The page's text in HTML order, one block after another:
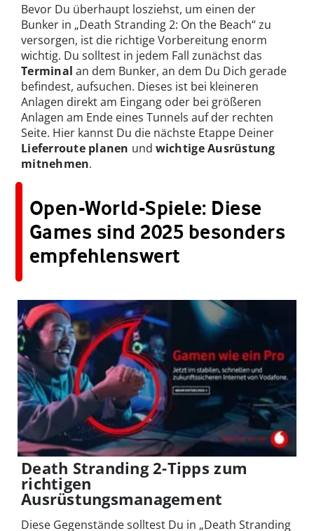
Bevor Du überhaupt losziehst, um einen der
Bunker in „Death Stranding 2: On the Beach“ zu
versorgen, ist die richtige Vorbereitung enorm
wichtig. Du solltest in jedem Fall zunächst das
Terminal an dem Bunker, an dem Du Dich gerade
befindest, aufsuchen. Dieses ist bei kleineren
Anlagen direkt am Eingang oder bei größeren
Anlagen am Ende eines Tunnels auf der rechten
Seite. Hier kannst Du die nächste Etappe Deiner
Lieferroute planen und wichtige Ausrüstung
mitnehmen.
Open-World-Spiele: Diese
Games sind 2025 besonders
empfehlenswert
Death Stranding 2-Tipps zum
richtigen
Ausrüstungsmanagement
Diese Gegenstände solltest Du in „Death Stranding